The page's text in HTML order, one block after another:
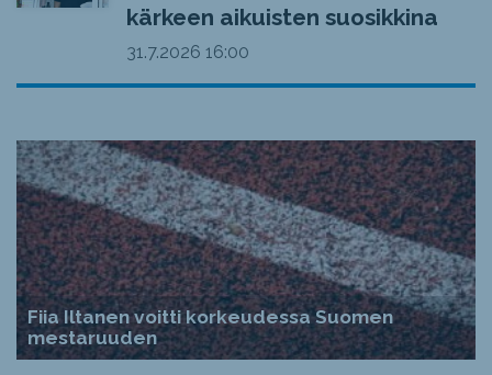
kärkeen aikuisten suosikkina
31.7.2026 16:00
Fiia Iltanen voitti korkeudessa Suomen
mestaruuden